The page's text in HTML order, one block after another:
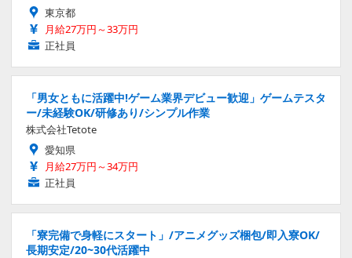
東京都
月給27万円～33万円
正社員
「男女ともに活躍中!ゲーム業界デビュー歓迎」ゲームテスタ
ー/未経験OK/研修あり/シンプル作業
株式会社Tetote
愛知県
月給27万円～34万円
正社員
「寮完備で身軽にスタート」/アニメグッズ梱包/即入寮OK/
長期安定/20~30代活躍中